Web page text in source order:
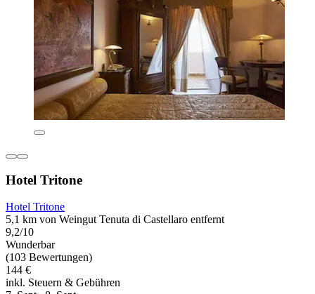
Hotel Tritone
Hotel Tritone
5,1 km von Weingut Tenuta di Castellaro entfernt
9,2/10
Wunderbar
(103 Bewertungen)
144 €
inkl. Steuern & Gebühren